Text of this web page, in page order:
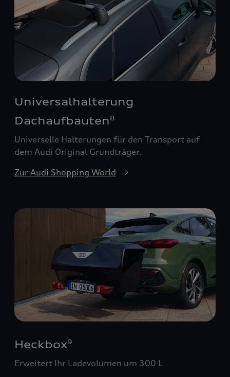
Universalhalterung
Dachaufbauten8
Universelle Halterungen für den Transport auf
dem Audi Original Grundträger.
Zur Audi Shopping World
Heckbox9
Erweitert Ihr Ladevolumen um 300 l.